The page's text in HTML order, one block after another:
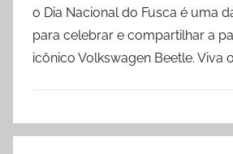
o Dia Nacional do Fusca é uma
para celebrar e compartilhar a
icônico Volkswagen Beetle. Viva